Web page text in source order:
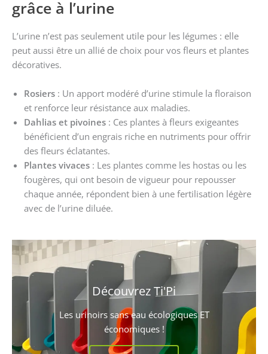
grâce à l’urine
L’urine n’est pas seulement utile pour les légumes : elle
peut aussi être un allié de choix pour vos fleurs et plantes
décoratives.
Rosiers : Un apport modéré d’urine stimule la floraison
et renforce leur résistance aux maladies.
Dahlias et pivoines : Ces plantes à fleurs exigeantes
bénéficient d’un engrais riche en nutriments pour offrir
des fleurs éclatantes.
Plantes vivaces : Les plantes comme les hostas ou les
fougères, qui ont besoin de vigueur pour repousser
chaque année, répondent bien à une fertilisation légère
avec de l’urine diluée.
Découvrez Ti'Pi
Les urinoirs sans eau écologiques ET
économiques !